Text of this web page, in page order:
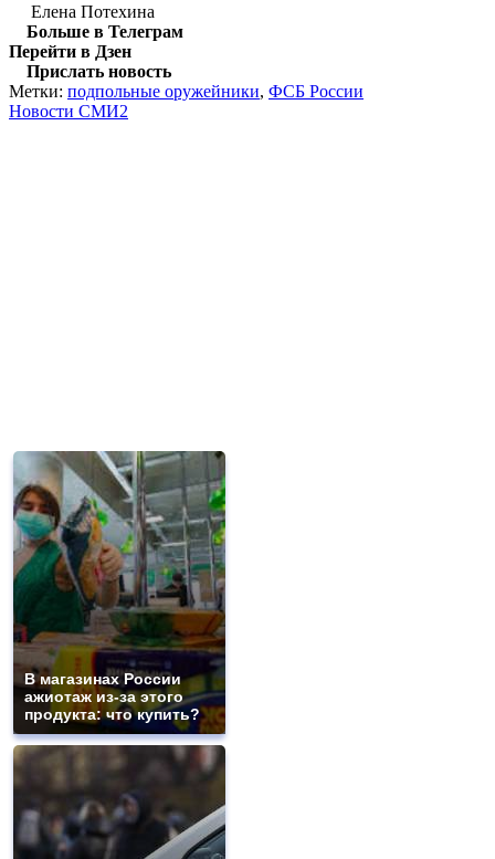
Елена Потехина
Больше в Телеграм
Перейти в Дзен
Прислать новость
Метки: подпольные оружейники, ФСБ России
Новости СМИ2
В магазинах России
ажиотаж из-за этого
продукта: что купить?